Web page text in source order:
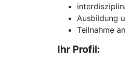
Ausbildung
Teilnahme
Ihr Profil: